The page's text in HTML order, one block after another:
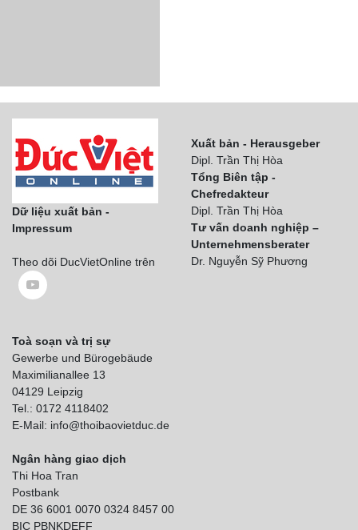
Dữ liệu xuất bản -
Impressum
Theo dõi DucVietOnline trên
Xuất bản - Herausgeber
Dipl. Trần Thị Hòa
Tổng Biên tập -
Chefredakteur
Dipl. Trần Thị Hòa
Tư vấn doanh nghiệp –
Unternehmensberater
Dr. Nguyễn Sỹ Phương
Toà soạn và trị sự
Gewerbe und Bürogebäude
Maximilianallee 13
04129 Leipzig
Tel.: 0172 4118402
E-Mail: info@thoibaovietduc.de
Ngân hàng giao dịch
Thi Hoa Tran
Postbank
DE 36 6001 0070 0324 8457 00
BIC PBNKDEFF